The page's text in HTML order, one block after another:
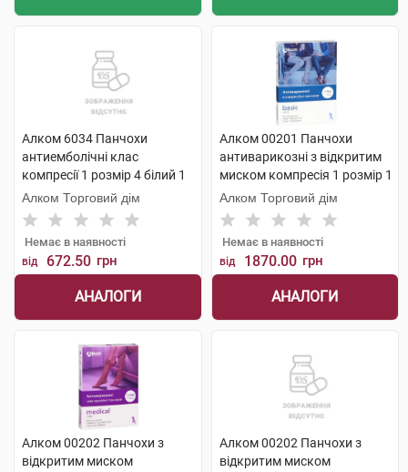
Алком 6034 Панчохи
антиемболічні клас
компресії 1 розмір 4 білий 1
пара
Алком Торговий дім
Немає в наявності
від 672.50 грн
АНАЛОГИ
Алком 00201 Панчохи
антиварикозні з відкритим
миском компресія 1 розмір 1
бежевий 1 пара
Алком Торговий дім
Немає в наявності
від 1870.00 грн
АНАЛОГИ
Алком 00202 Панчохи з
відкритим миском
Алком 00202 Панчохи з
відкритим миском